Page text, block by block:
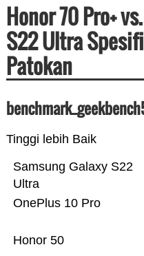
Honor 70 Pro+
S22 Ultra
Patokan
Tinggi lebih Baik
Honor 50
OnePlus 10 Pro
Samsung Galaxy S22
Ultra